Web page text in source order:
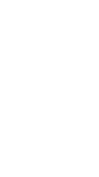
%m/%Y') as
d3_ispezioni
%m/%Y') as
reg_d3_ispezioni
ON